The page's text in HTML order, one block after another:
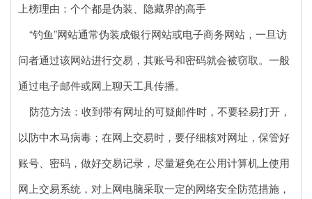
上榜理由：个个都是伪装、隐藏界的高手
“钓鱼”网站通常伪装成银行网站或电子商务网站，一旦访
问者通过该网站进行交易，其账号和密码就会被窃取。一般
通过电子邮件或网上聊天工具传播。
防范方法：收到带有网址的可疑邮件时，不要轻易打开，
以防中木马病毒；在网上交易时，要仔细核对网址，保管好
账号、密码，做好交易记录，尽量避免在公用计算机上使用
网上交易系统，对上网电脑采取一定的网络安全防范措施，